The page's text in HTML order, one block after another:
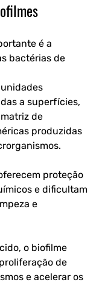
é a
bactérias de
a superfícies,
de
produzidas
proteção
e dificultam
e
o biofilme
de
e acelerar os